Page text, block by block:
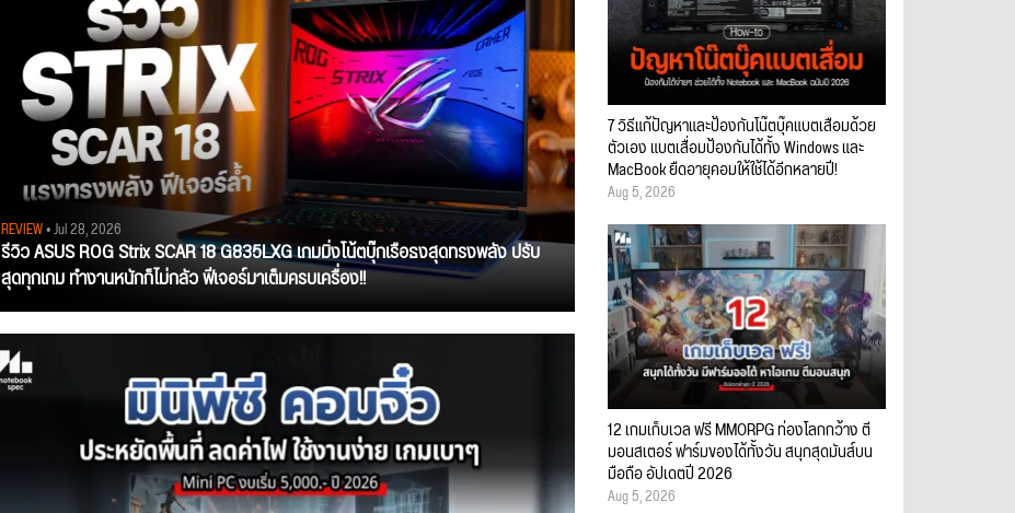
REVIEW• Jul 28, 2026
รีวิว ASUS ROG Strix SCAR 18 G835LXG เกมมิ่งโน้ตบุ๊กเรือธงสุดทรงพลัง ปรับ
สุดทุกเกม ทำงานหนักก็ไม่กลัว ฟีเจอร์มาเต็มครบเครื่อง!!
7 วิธีแก้ปัญหาและป้องกันโน๊ตบุ๊คแบตเสื่อมด้วย
ตัวเอง แบตเสื่อมป้องกันได้ทั้ง Windows และ
MacBook ยืดอายุคอมให้ใช้ได้อีกหลายปี!
Aug 5, 2026
12 เกมเก็บเวล ฟรี MMORPG ท่องโลกกว้าง ตี
มอนสเตอร์ ฟาร์มของได้ทั้งวัน สนุกสุดมันส์บน
มือถือ อัปเดตปี 2026
Aug 5, 2026